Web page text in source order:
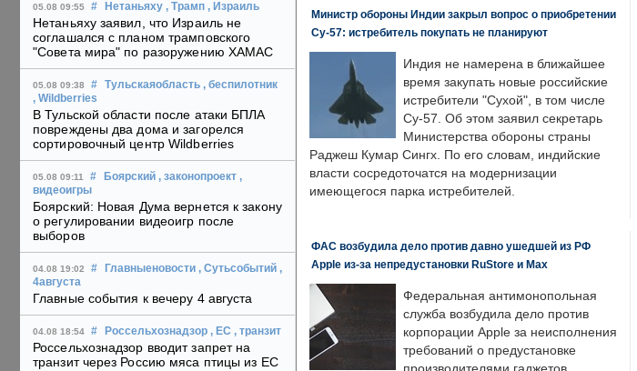
05.08 09:55 # Нетаньяху , Трамп , Израиль
Нетаньяху заявил, что Израиль не
соглашался с планом трамповского
"Совета мира" по разоружению ХАМАС
05.08 09:38 # Тульскаяобласть , беспилотник
, Wildberries
В Тульской области после атаки БПЛА
повреждены два дома и загорелся
сортировочный центр Wildberries
05.08 09:11 # Боярский , законопроект ,
видеоигры
Боярский: Новая Дума вернется к закону
о регулировании видеоигр после
выборов
04.08 19:02 # Главныеновости , Сутьсобытий ,
4августа
Главные события к вечеру 4 августа
04.08 18:54 # Россельхознадзор , ЕС , транзит
Россельхознадзор вводит запрет на
транзит через Россию мяса птицы из ЕС
Министр обороны Индии закрыл вопрос о приобретении
Су-57: истребитель покупать не планируют
Индия не намерена в ближайшее
время закупать новые российские
истребители "Сухой", в том числе
Су-57. Об этом заявил секретарь
Министерства обороны страны
Раджеш Кумар Сингх. По его словам, индийские
власти сосредоточатся на модернизации
имеющегося парка истребителей.
ФАС возбудила дело против давно ушедшей из РФ
Apple из-за непредустановки RuStore и Max
Федеральная антимонопольная
служба возбудила дело против
корпорации Apple за неисполнения
требований о предустановке